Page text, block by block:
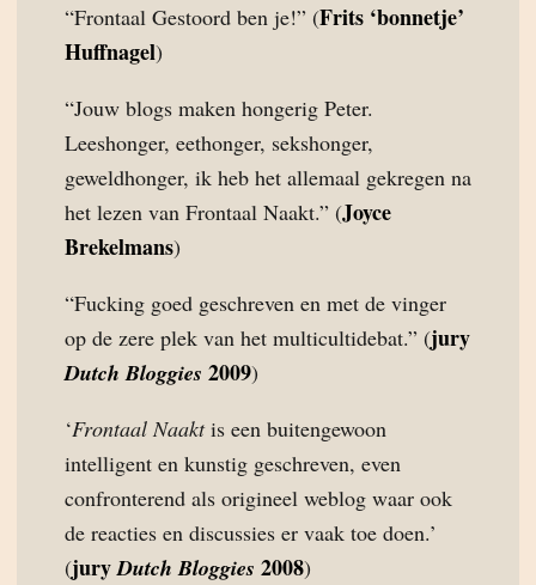
“Frontaal Gestoord ben je!” (Frits ‘bonnetje’
Huffnagel)
“Jouw blogs maken hongerig Peter.
Leeshonger, eethonger, sekshonger,
geweldhonger, ik heb het allemaal gekregen na
het lezen van Frontaal Naakt.” (Joyce
Brekelmans)
“Fucking goed geschreven en met de vinger
op de zere plek van het multicultidebat.” (jury
Dutch Bloggies 2009)
‘Frontaal Naaktis een buitengewoon
intelligent en kunstig geschreven, even
confronterend als origineel weblog waar ook
de reacties en discussies er vaak toe doen.’
(juryDutch Bloggies 2008)